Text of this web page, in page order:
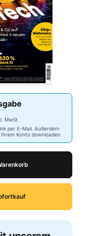
MwSt.
per E-Mail. Außerdem
Konto downloaden.